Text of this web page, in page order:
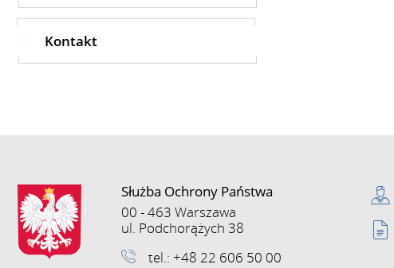
Kontakt
Służba Ochrony Państwa
00 - 463 Warszawa
ul. Podchorążych 38
tel.: +48 22 606 50 00